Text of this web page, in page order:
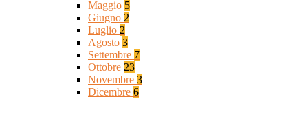
Maggio 5
Giugno 2
Luglio 2
Agosto 3
Settembre 7
Ottobre 23
Novembre 3
Dicembre 6